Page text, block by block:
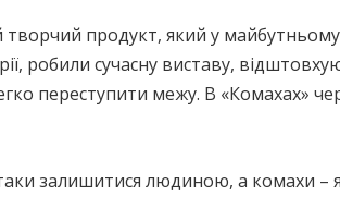
продукт, який у
робили сучасну виставу,
переступити межу. В «Комахах»
таки залишитися людиною, а